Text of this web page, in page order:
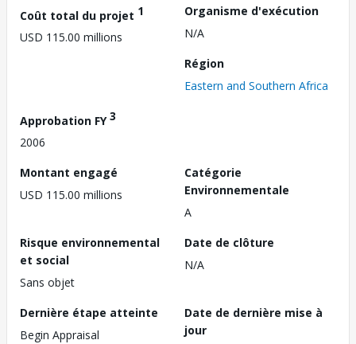
Coût total du projet 1
USD 115.00 millions
Organisme d'exécution
N/A
Région
Eastern and Southern Africa
Approbation FY3
2006
Montant engagé
USD 115.00 millions
Catégorie
Environnementale
A
Risque environnemental
et social
Sans objet
Date de clôture
N/A
Dernière étape atteinte
Begin Appraisal
Date de dernière mise à
jour